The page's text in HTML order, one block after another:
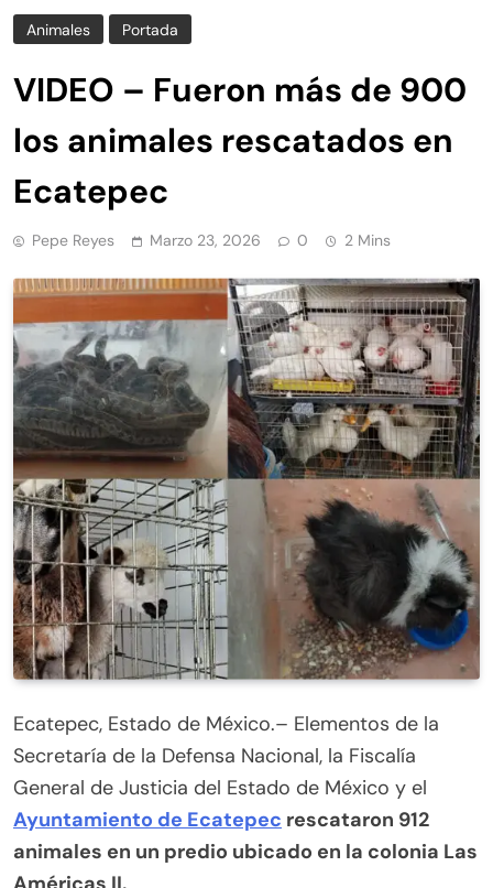
Animales Portada
VIDEO – Fueron más de 900
los animales rescatados en
Ecatepec
Pepe Reyes Marzo 23, 2026 0 2 Mins
Ecatepec, Estado de México.– Elementos de la
Secretaría de la Defensa Nacional, la Fiscalía
General de Justicia del Estado de México y el
Ayuntamiento de Ecatepec rescataron 912
animales en un predio ubicado en la colonia Las